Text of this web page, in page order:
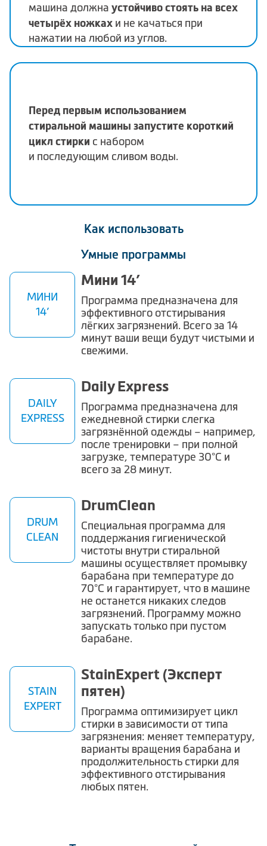
машина должна устойчиво стоять на всех
четырёх ножках и не качаться при
нажатии на любой из углов.
Перед первым использованием
стиральной машины запустите короткий
цикл стирки с набором
и последующим сливом воды.
Как использовать
Умные программы
МИНИ
14’
Мини 14’
Программа предназначена для
эффективного отстирывания
лёгких загрязнений. Всего за 14
минут ваши вещи будут чистыми и
свежими.
DAILY
EXPRESS
Daily Express
Программа предназначена для
ежедневной стирки слегка
загрязнённой одежды – например,
после тренировки – при полной
загрузке, температуре 30°С и
всего за 28 минут.
DRUM
CLEAN
DrumClean
Специальная программа для
поддержания гигиенической
чистоты внутри стиральной
машины осуществляет промывку
барабана при температуре до
70°C и гарантирует, что в машине
не останется никаких следов
загрязнений. Программу можно
запускать только при пустом
барабане.
STAIN
EXPERT
StainExpert (Эксперт
пятен)
Программа оптимизирует цикл
стирки в зависимости от типа
загрязнения: меняет температуру,
варианты вращения барабана и
продолжительность стирки для
эффективного отстирывания
любых пятен.